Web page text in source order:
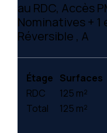
au RDC, Accès
Nominatives +
Réversible , A
Étage Surfaces
RDC
125 m²
Total
125 m²